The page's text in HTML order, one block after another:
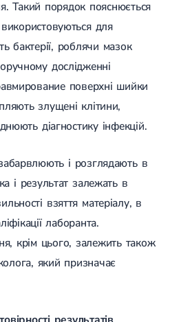
Такий порядок пояснюється
для
бактерії, роблячи мазок
дослідженні
поверхні шийки
злущені клітини,
діагностику інфекцій.
і розглядають в
і результат залежать в
взяття матеріалу, в
лаборанта.
крім цього, залежить також
який призначає